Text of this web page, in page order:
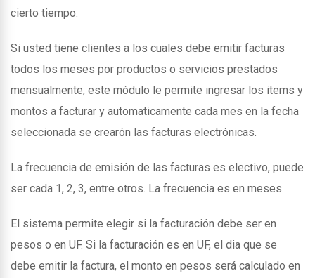
cierto tiempo.
Si usted tiene clientes a los cuales debe emitir facturas
todos los meses por productos o servicios prestados
mensualmente, este módulo le permite ingresar los items y
montos a facturar y automaticamente cada mes en la fecha
seleccionada se crearón las facturas electrónicas.
La frecuencia de emisión de las facturas es electivo, puede
ser cada 1, 2, 3, entre otros. La frecuencia es en meses.
El sistema permite elegir si la facturación debe ser en
pesos o en UF. Si la facturación es en UF, el dia que se
debe emitir la factura, el monto en pesos será calculado en